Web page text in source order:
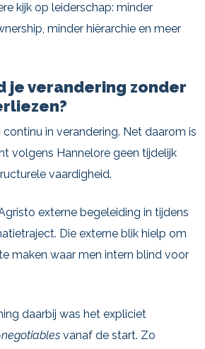
kijk op leiderschap: minder
minder hiërarchie en meer
je verandering zonder
in verandering. Net daarom is
volgens Hannelore geen tijdelijk
vaardigheid.
externe begeleiding in tijdens
Die externe blik hielp om
maken waar men intern blind voor
daarbij was het expliciet
vanaf de start. Zo